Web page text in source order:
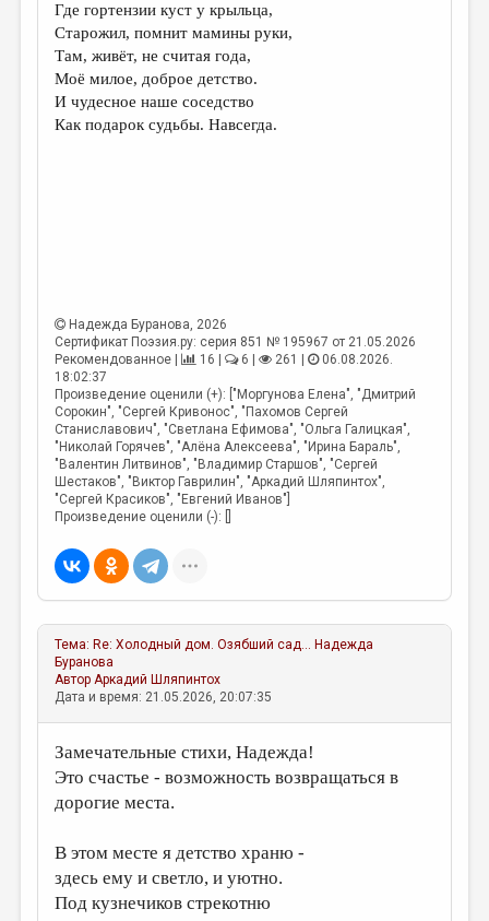
ЛИТЕРАТУРОВЕДЕНИЕ
КУЛЬТУРОВЕДЕНИЕ
ПУБЛИЦИСТИКА
РЕЦЕНЗИРОВАНИЕ
Где гортензии куст у крыльца,
Старожил, помнит мамины руки,
Там, живёт, не считая года,
Моё милое, доброе детство.
И чудесное наше соседство
Как подарок судьбы. Навсегда.
Надежда Буранова, 2026
Сертификат Поэзия.ру: серия 851 № 195967 от 21.05.2026
Рекомендованное |
16 | 6 | 261 |
06.08.2026.
18:02:37
Произведение оценили (+): ["Моргунова Елена", "Дмитрий
Сорокин", "Сергей Кривонос", "Пахомов Сергей
Станиславович", "Светлана Ефимова", "Ольга Галицкая",
"Николай Горячев", "Алёна Алексеева", "Ирина Бараль",
"Валентин Литвинов", "Владимир Старшов", "Сергей
Шестаков", "Виктор Гаврилин", "Аркадий Шляпинтох",
"Сергей Красиков", "Евгений Иванов"]
Произведение оценили (-): []
Тема: Re: Холодный дом. Озябший сад... Надежда
Буранова
АвторАркадий Шляпинтох
Дата и время: 21.05.2026, 20:07:35
Замечательные стихи, Надежда!
Это счастье - возможность возвращаться в
дорогие места.
В этом месте я детство храню -
здесь ему и светло, и уютно.
Под кузнечиков стрекотню